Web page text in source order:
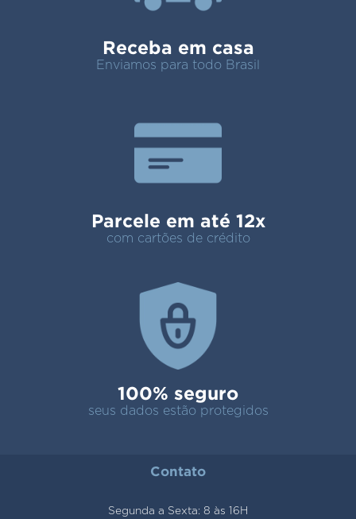
Receba em casa
Enviamos para todo Brasil
Parcele em até 12x
com cartões de crédito
100% seguro
seus dados estão protegidos
Contato
Segunda a Sexta: 8 às 16H